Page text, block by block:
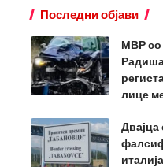
Последни објави
МВР со
лице
Двајца